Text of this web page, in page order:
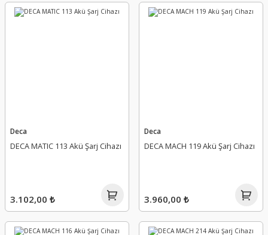
Deca
DECA MATIC 113 Akü Şarj Cihazı
3.102,00 ₺
Deca
DECA MACH 119 Akü Şarj Cihazı
3.960,00 ₺